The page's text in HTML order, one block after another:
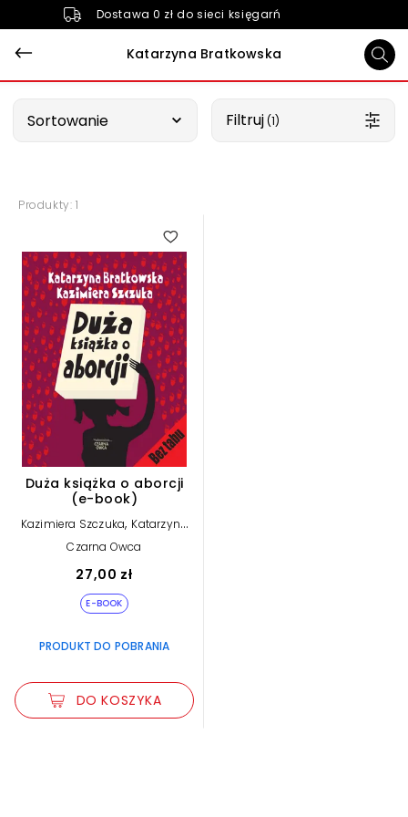
Dostawa 0 zł do sieci księgarń
Katarzyna Bratkowska
Sortowanie Filtruj (1)
Produkty: 1
Duża książka o aborcji
(e-book)
Kazimiera Szczuka, Katarzyna
Bratkowska
Czarna Owca
27,00 zł
E-BOOK
PRODUKT DO POBRANIA
DO KOSZYKA